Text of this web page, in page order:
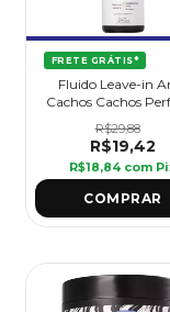
FRETE GRÁTIS*
Fluido Leave-in
Cachos Cachos
240 ml - Griffus
R$29,88
R$19,42
R$18,84 com